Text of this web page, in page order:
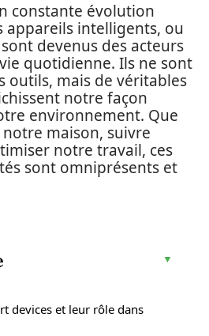
constante évolution
appareils intelligents, ou
devenus des acteurs
quotidienne. Ils ne sont
outils, mais de véritables
notre façon
environnement. Que
maison, suivre
notre travail, ces
sont omniprésents et
devices et leur rôle dans